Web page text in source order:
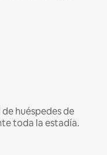
huéspedes de
toda la estadía.